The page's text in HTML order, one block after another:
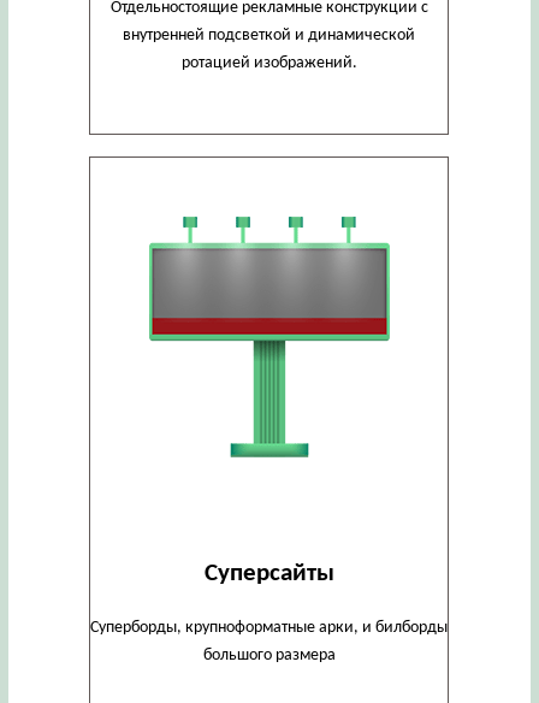
Отдельностоящие рекламные конструкции с
внутренней подсветкой и динамической
ротацией изображений.
Суперсайты
Суперборды, крупноформатные арки, и билборды
большого размера